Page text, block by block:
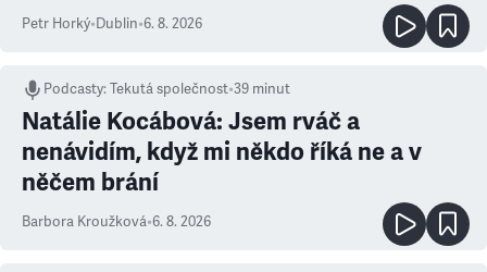
Petr Horký•Dublin•6. 8. 2026
Podcasty:Tekutá společnost•39 minut
Natálie Kocábová: Jsem rváč a
nenávidím, když mi někdo říká ne a v
něčem brání
Barbora Kroužková•6. 8. 2026